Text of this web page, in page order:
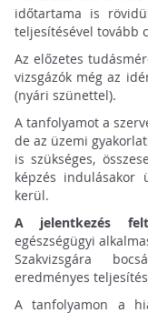
időtartama is
teljesítésével tovább
Az előzetes
vizsgázók még az
(nyári szünettel).
A tanfolyamot a
de az üzemi
is szükséges,
képzés indulásakor
kerül.
A jelentkezés
egészségügyi
Szakvizsgára
eredményes
A tanfolyamon a